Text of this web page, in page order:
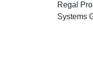
Regal
Systems